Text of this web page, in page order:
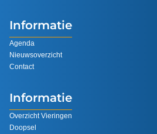
Informatie
Agenda
Nieuwsoverzicht
Contact
Informatie
Overzicht Vieringen
Doopsel